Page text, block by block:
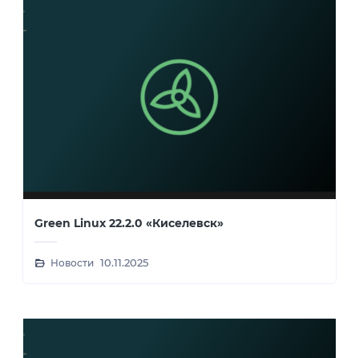
Green Linux 22.2.0 «Киселевск»
Новости 10.11.2025